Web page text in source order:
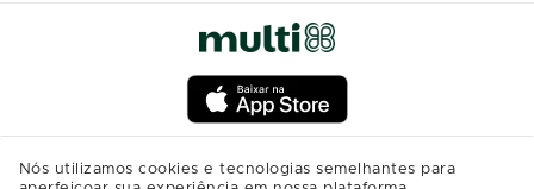
Nós utilizamos cookies e tecnologias semelhantes para